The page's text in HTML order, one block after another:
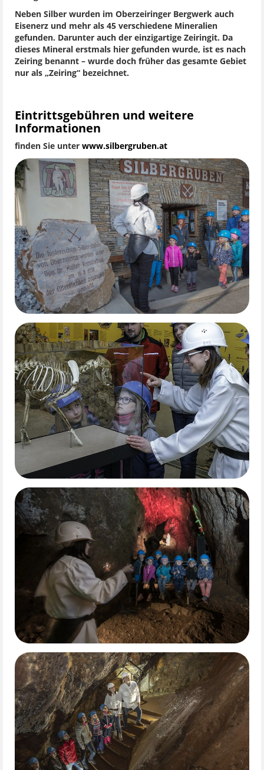
Neben Silber wurden im Oberzeiringer Bergwerk auch
Eisenerz und mehr als 45 verschiedene Mineralien
gefunden. Darunter auch der einzigartige Zeiringit. Da
dieses Mineral erstmals hier gefunden wurde, ist es nach
Zeiring benannt – wurde doch früher das gesamte Gebiet
nur als „Zeiring“ bezeichnet.
Eintrittsgebühren und weitere
Informationen
finden Sie unter www.silbergruben.at